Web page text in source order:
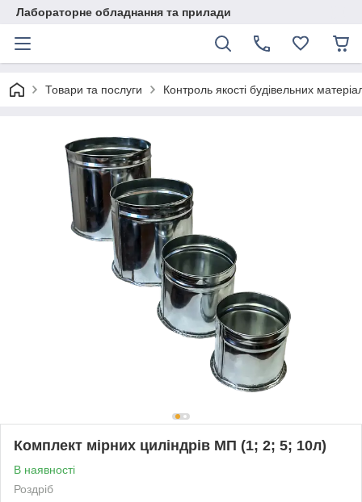
Лабораторне обладнання та прилади
Товари та послуги Контроль якості будівельних
Комплект мірних циліндрів МП (1; 2; 5; 10л)
В наявності
Роздріб